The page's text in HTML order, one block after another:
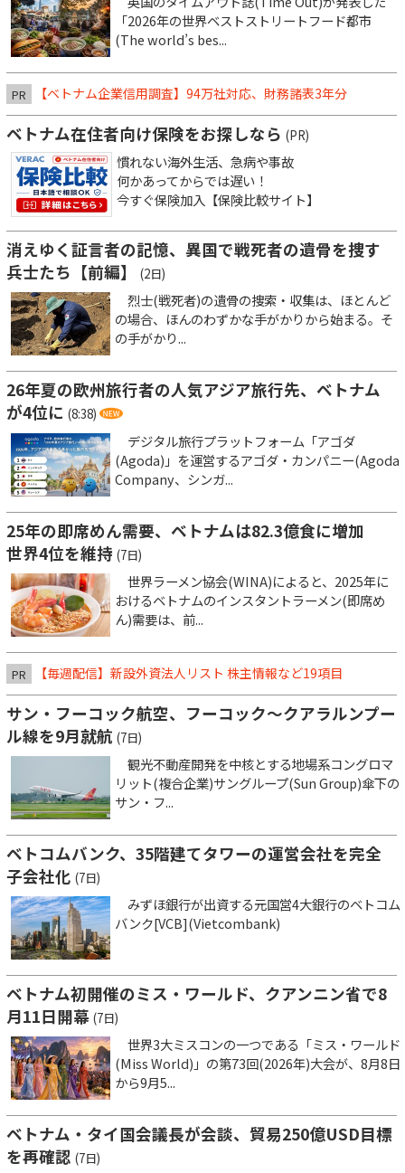
「2026年の世界ベストストリートフード都市
(The world’s bes...
PR 【ベトナム企業信用調査】94万社対応、財務諸表3年分
ベトナム在住者向け保険をお探しなら (PR)
慣れない海外生活、急病や事故
何かあってからでは遅い！
今すぐ保険加入【保険比較サイト】
消えゆく証言者の記憶、異国で戦死者の遺骨を捜す
兵士たち【前編】
(2日)
烈士(戦死者)の遺骨の捜索・収集は、ほとんど
の場合、ほんのわずかな手がかりから始まる。そ
の手がかり...
26年夏の欧州旅行者の人気アジア旅行先、ベトナム
が4位に (8:38)
デジタル旅行プラットフォーム「アゴダ
(Agoda)」を運営するアゴダ・カンパニー(Agoda
Company、シンガ...
25年の即席めん需要、ベトナムは82.3億食に増加
世界4位を維持 (7日)
世界ラーメン協会(WINA)によると、2025年に
おけるベトナムのインスタントラーメン(即席め
ん)需要は、前...
PR 【毎週配信】新設外資法人リスト 株主情報など19項目
サン・フーコック航空、フーコック～クアラルンプー
ル線を9月就航 (7日)
観光不動産開発を中核とする地場系コングロマ
リット(複合企業)サングループ(Sun Group)傘下の
サン・フ...
ベトコムバンク、35階建てタワーの運営会社を完全
子会社化 (7日)
みずほ銀行が出資する元国営4大銀行のベトコム
バンク[VCB](Vietcombank)
ベトナム初開催のミス・ワールド、クアンニン省で8
月11日開幕 (7日)
世界3大ミスコンの一つである「ミス・ワールド
(Miss World)」の第73回(2026年)大会が、8月8日
から9月5...
ベトナム・タイ国会議長が会談、貿易250億USD目標
を再確認 (7日)